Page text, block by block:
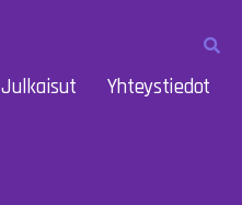
Julkaisut Yhteystiedot